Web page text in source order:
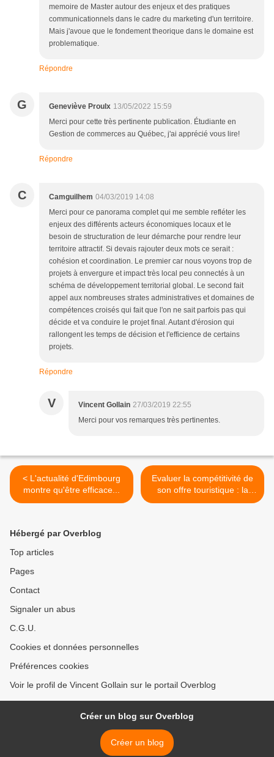
memoire de Master autour des enjeux et des pratiques
communicationnels dans le cadre du marketing d'un territoire.
Mais j'avoue que le fondement theorique dans le domaine est
problematique.
Répondre
G Geneviève Proulx 13/05/2022 15:59
Merci pour cette très pertinente publication. Étudiante en
Gestion de commerces au Québec, j'ai apprécié vous lire!
Répondre
C Camguilhem 04/03/2019 14:08
Merci pour ce panorama complet qui me semble refléter les
enjeux des différents acteurs économiques locaux et le
besoin de structuration de leur démarche pour rendre leur
territoire attractif. Si devais rajouter deux mots ce serait :
cohésion et coordination. Le premier car nous voyons trop de
projets à envergure et impact très local peu connectés à un
schéma de développement territorial global. Le second fait
appel aux nombreuses strates administratives et domaines de
compétences croisés qui fait que l'on ne sait parfois pas qui
décide et va conduire le projet final. Autant d'érosion qui
rallongent les temps de décision et l'efficience de certains
projets.
Répondre
V Vincent Gollain 27/03/2019 22:55
Merci pour vos remarques très pertinentes.
< L'actualité d'Edimbourg
montre qu'être efficace...
Evaluer la compétitivité de
son offre touristique : la
méthode PAAM >
Hébergé par Overblog
Top articles
Pages
Contact
Signaler un abus
C.G.U.
Cookies et données personnelles
Préférences cookies
Voir le profil de Vincent Gollain sur le portail Overblog
Créer un blog sur Overblog
Créer un blog